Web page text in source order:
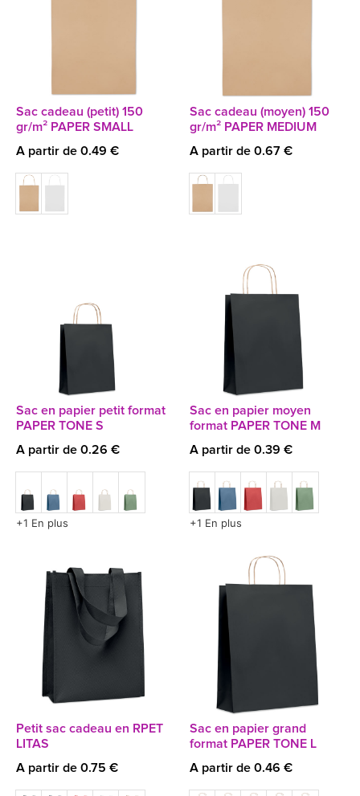
Sac cadeau (petit) 150
gr/m² PAPER SMALL
A partir de 0.49 €
Sac cadeau (moyen) 150
gr/m² PAPER MEDIUM
A partir de 0.67 €
Sac en papier petit format
PAPER TONE S
A partir de 0.26 €
+1 En plus
Sac en papier moyen
format PAPER TONE M
A partir de 0.39 €
+1 En plus
Petit sac cadeau en RPET
LITAS
A partir de 0.75 €
Sac en papier grand
format PAPER TONE L
A partir de 0.46 €